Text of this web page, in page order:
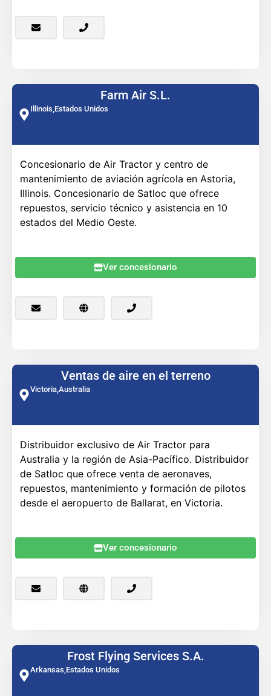
Farm Air S.L.
Illinois, Estados Unidos
Concesionario de Air Tractor y centro de
mantenimiento de aviación agrícola en Astoria,
Illinois. Concesionario de Satloc que ofrece
repuestos, servicio técnico y asistencia en 10
estados del Medio Oeste.
Ver concesionario
Ventas de aire en el terreno
Victoria, Australia
Distribuidor exclusivo de Air Tractor para
Australia y la región de Asia-Pacífico. Distribuidor
de Satloc que ofrece venta de aeronaves,
repuestos, mantenimiento y formación de pilotos
desde el aeropuerto de Ballarat, en Victoria.
Ver concesionario
Frost Flying Services S.A.
Arkansas, Estados Unidos